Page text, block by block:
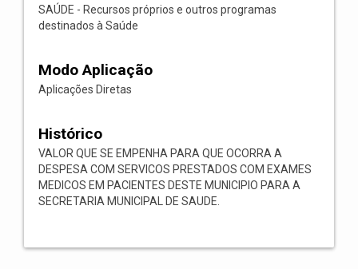
SAÚDE - Recursos próprios e outros programas
destinados à Saúde
Modo Aplicação
Aplicações Diretas
Histórico
VALOR QUE SE EMPENHA PARA QUE OCORRA A
DESPESA COM SERVICOS PRESTADOS COM EXAMES
MEDICOS EM PACIENTES DESTE MUNICIPIO PARA A
SECRETARIA MUNICIPAL DE SAUDE.